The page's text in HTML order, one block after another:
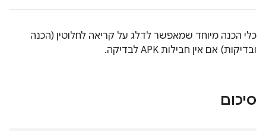
כלי הכנה מיוחד שמאפשר לדלג על קריאה לחלוטין (הכנה
ובדיקות) אם אין חבילות APK לבדיקה.
סיכום